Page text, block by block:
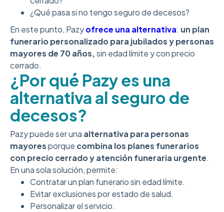
¿Qué pasa si no tengo seguro de decesos?
En este punto, Pazyofrece una alternativa: un plan
funerario personalizado para jubilados y personas
mayores de 70 años,sin edad límite y con precio
cerrado.
¿Por qué Pazy es una
alternativa al seguro de
decesos?
Pazy puede ser una alternativa para personas
mayoresporque combina los planes funerarios
con precio cerrado y atención funeraria urgente.
En una sola solución, permite:
Contratar un plan funerario sin edad límite.
Evitar exclusiones por estado de salud.
Personalizar el servicio.